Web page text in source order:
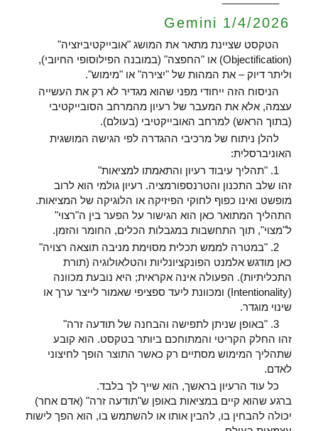
Gemini 1/4/2026
הטקסט שציינת מתאר את המושג "אובייקטיביזציה"
(Objectification) או "החפצה" (במובנה הפילוסופי החיובי),
וליתר דיוק – את המהות של "יצירה" או "מימוש".
הניסוח הזה ייחודי מפני שהוא מגדיר לא רק את העשייה
עצמה, אלא את המעבר של רעיון מהמרחב הסובייקטיבי
(בתוך הראש) למרחב האובייקטיבי (בעולם).
להלן ניתוח של מרכיבי ההגדרה לפי הגישה המושגית
האוניברסלית:
1. "תהליך עיבוד רעיון והתאמתו למציאות"
זהו שלב התכנון והטרנספורמציה. רעיון גולמי הוא לרוב
מופשט ואינו כפוף לחוקי הפיזיקה או הלוגיקה של המציאות.
התהליך המתואר כאן הוא הגישור על הפער בין ה"רצוי"
ל"מצוי", תוך התחשבות במגבלות הכלים, החומר והזמן.
2. "במטרה לממש תכלית מסוימת מניבה תוצאה רצויה"
כאן מודגש אלמנט הפונקציונליות והטלאולוגיה (תורת
התכליתיות). הפעולה אינה אקראית; היא נובעת מכוונה
(Intentionality) ומכוונת ליעד ספציפי שאמור לייצר ערך או
שינוי מוגדר.
3. "באופן שניתן לתפישה והבחנה של תודעה זרה"
זהו החלק הקריטי והמתוחכם ביותר בטקסט. הוא קובע
שתהליך המימוש מסתיים רק כאשר התוצר הופך לחיצוני
לאדם.
כל עוד הרעיון בראשך, הוא שייך לך בלבד.
ברגע שהוא קיים במציאות באופן ש"תודעה זרה" (אדם אחר)
יכולה להבחין בו, להבין אותו או להשתמש בו, הוא הפך לישות